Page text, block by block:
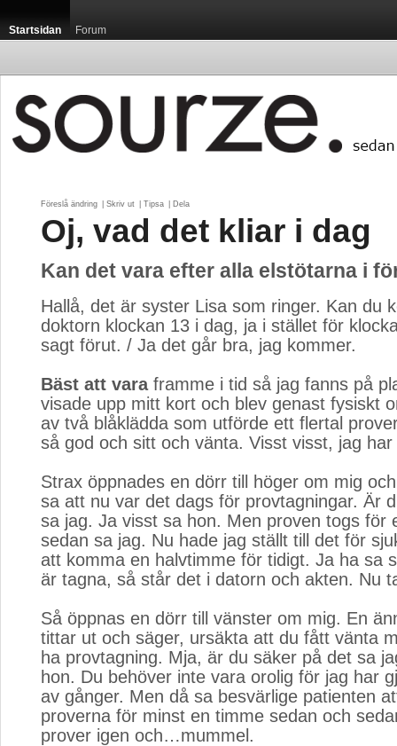
Startsidan Forum
Föreslå ändring Skriv ut Tipsa Dela
Oj, vad det kliar i dag
Kan det vara efter alla elstötarna i
Hallå, det är syster Lisa som ringer. Kan du
doktorn klockan 13 i dag, ja i stället för
sagt förut. / Ja det går bra, jag kommer.
Bäst att varaframme i tid så jag fanns på
visade upp mitt kort och blev genast fysiskt
av två blåklädda som utförde ett flertal
så god och sitt och vänta. Visst visst, jag
Strax öppnades en dörr till höger om mig
sa att nu var det dags för provtagningar. Är
sa jag. Ja visst sa hon. Men proven togs för
sedan sa jag. Nu hade jag ställt till det för
att komma en halvtimme för tidigt. Ja ha sa
är tagna, så står det i datorn och akten. Nu
Så öppnas en dörr till vänster om mig. En
tittar ut och säger, ursäkta att du fått vänta
ha provtagning. Mja, är du säker på det sa
hon. Du behöver inte vara orolig för jag har
av gånger. Men då sa besvärlige patienten
proverna för minst en timme sedan och
prover igen och…mummel.